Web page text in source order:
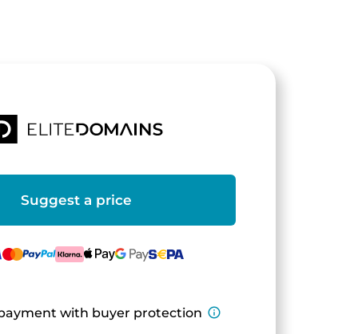
Suggest a price
with buyer protection info_outline